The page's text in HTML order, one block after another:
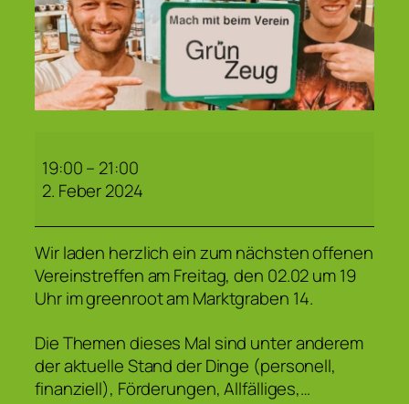
Offenes
Vereinstreffen
19:00– 21:00
2. Feber 2024
Wir laden herzlich ein zum nächsten offenen
Vereinstreffen am Freitag, den 02.02 um 19
Uhr im greenroot am Marktgraben 14.
Die Themen dieses Mal sind unter anderem
der aktuelle Stand der Dinge (personell,
finanziell), Förderungen, Allfälliges,…